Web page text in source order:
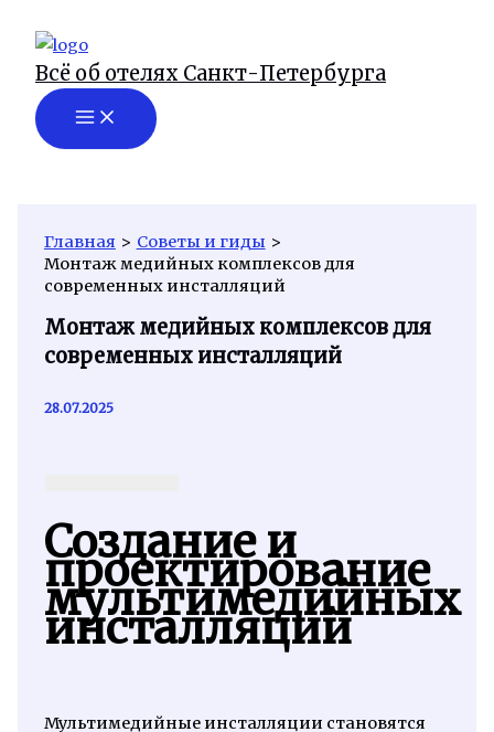
содержимому
Всё об отелях Санкт-Петербурга
Главная
Советы и гиды
Монтаж медийных комплексов для
современных инсталляций
Монтаж медийных комплексов для
современных инсталляций
28.07.2025
Создание и
проектирование
мультимедийных
инсталляций
Мультимедийные инсталляции становятся